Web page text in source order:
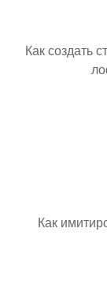
Как создать
Как